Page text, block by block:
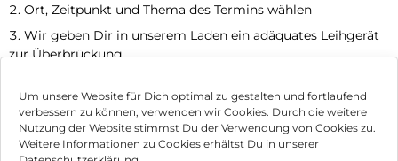
Um unsere Website für Dich optimal zu gestalten und fortlaufend
verbessern zu können, verwenden wir Cookies. Durch die weitere
Nutzung der Website stimmst Du der Verwendung von Cookies zu.
Weitere Informationen zu Cookies erhältst Du in unserer
Ort, Zeitpunkt und Thema des Termins wählen
Wir geben Dir in unserem Laden ein adäquates Leihgerät
zur Überbrückung
Jetzt Termin vereinbaren
Impressum